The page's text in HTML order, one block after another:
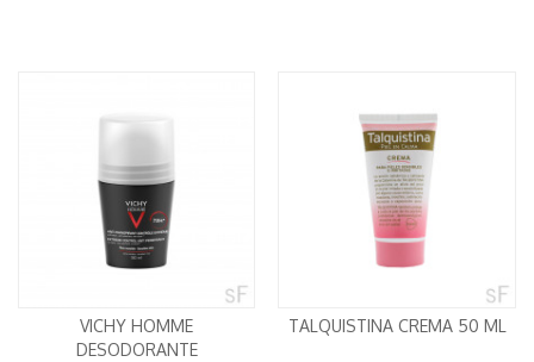
VICHY HOMME
DESODORANTE
TALQUISTINA CREMA 50 ML